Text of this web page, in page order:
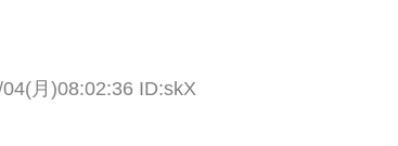
月)08:02:36 ID:skX